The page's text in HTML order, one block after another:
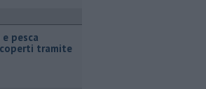
pesca
tramite